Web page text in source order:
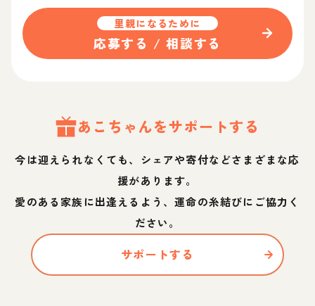
里親になるために
応募する / 相談する
あこ ちゃんをサポートする
今は迎えられなくても、シェアや寄付などさまざまな応
援があります。
愛のある家族に出逢えるよう、運命の糸結びにご協力く
ださい。
サポートする